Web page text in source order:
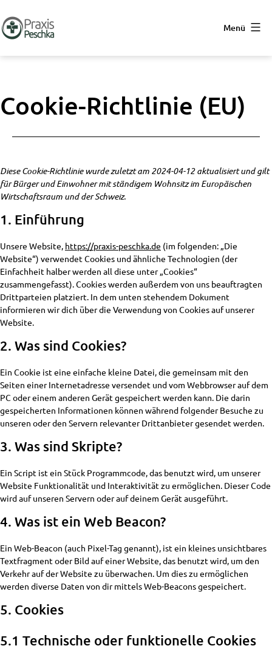
Inhalt
springen
Menü
Cookie-Richtlinie (EU)
Diese Cookie-Richtlinie wurde zuletzt am 2024-04-12 aktualisiert und gilt
für Bürger und Einwohner mit ständigem Wohnsitz im Europäischen
Wirtschaftsraum und der Schweiz.
1. Einführung
Unsere Website, https://praxis-peschka.de (im folgenden: „Die
Website“) verwendet Cookies und ähnliche Technologien (der
Einfachheit halber werden all diese unter „Cookies“
zusammengefasst). Cookies werden außerdem von uns beauftragten
Drittparteien platziert. In dem unten stehendem Dokument
informieren wir dich über die Verwendung von Cookies auf unserer
Website.
2. Was sind Cookies?
Ein Cookie ist eine einfache kleine Datei, die gemeinsam mit den
Seiten einer Internetadresse versendet und vom Webbrowser auf dem
PC oder einem anderen Gerät gespeichert werden kann. Die darin
gespeicherten Informationen können während folgender Besuche zu
unseren oder den Servern relevanter Drittanbieter gesendet werden.
3. Was sind Skripte?
Ein Script ist ein Stück Programmcode, das benutzt wird, um unserer
Website Funktionalität und Interaktivität zu ermöglichen. Dieser Code
wird auf unseren Servern oder auf deinem Gerät ausgeführt.
4. Was ist ein Web Beacon?
Ein Web-Beacon (auch Pixel-Tag genannt), ist ein kleines unsichtbares
Textfragment oder Bild auf einer Website, das benutzt wird, um den
Verkehr auf der Website zu überwachen. Um dies zu ermöglichen
werden diverse Daten von dir mittels Web-Beacons gespeichert.
5. Cookies
5.1 Technische oder funktionelle Cookies